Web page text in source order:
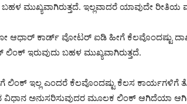
ಮುಖ್ಯವಾಗಿರುತ್ತದೆ. ಇಲ್ಲವಾದರೆ ಯಾವುದೇ
ಕಾರ್ಡ್ ವೋಟರ್ ಐಡಿ ಹೀಗೆ ಕೆಲವೊಂದಷ್ಟು
ಇರುವುದು ಬಹಳ ಮುಖ್ಯವಾಗಿರುತ್ತದೆ.
ಇಲ್ಲ ಎಂದರೆ ಕೆಲವೊಂದಷ್ಟು ಕೆಲಸ ಕಾರ್ಯಗಳಿಗೆ
ಅನುಸರಿಸುವುದರ ಮೂಲಕ ಲಿಂಕ್ ಆಗಿದೆಯಾ ಆಗಿಲ್ವಾ